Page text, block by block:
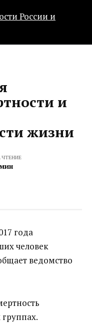
и
жизни
ЧТЕНИЕ
года
человек
ведомство
группах.